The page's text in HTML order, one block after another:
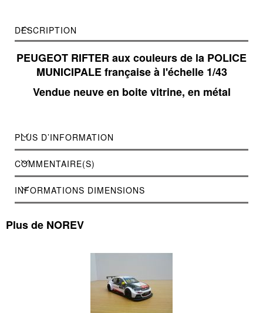
DESCRIPTION
PEUGEOT RIFTER aux couleurs de la POLICE
MUNICIPALE française à l'échelle 1/43
Vendue neuve en boite vitrine, en métal
PLUS D’INFORMATION
COMMENTAIRE(S)
INFORMATIONS DIMENSIONS
Plus de NOREV